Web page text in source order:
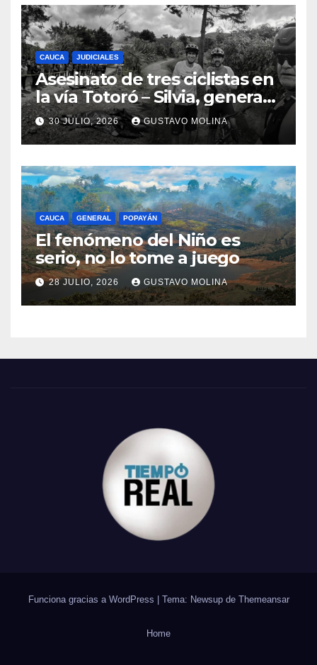
CAUCA JUDICIALES
Asesinato de tres ciclistas en
la vía Totoró – Silvia, genera
consternación en el Cauca
30 JULIO, 2026 GUSTAVO MOLINA
CAUCA GENERAL POPAYÁN
El fenómeno del Niño es
serio, no lo tome a juego
28 JULIO, 2026 GUSTAVO MOLINA
Funciona gracias a WordPress Tema: Newsup de Themeansar
Home